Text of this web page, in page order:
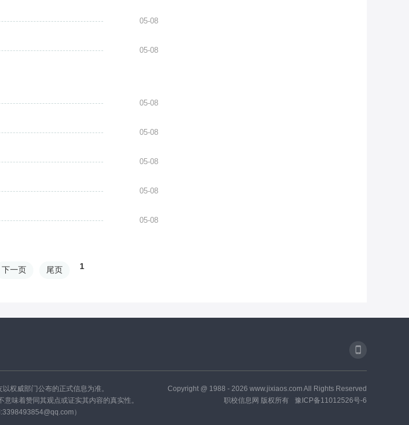
05-08
05-08
05-08
05-08
05-08
05-08
05-08
1
下一页 尾页
权威部门公布的正式信息为准。
味着赞同其观点或证实其内容的真实性。
）
Copyright @ 1988 - 2026 www.jixiaos.com All Rights Reserved
职校信息网 版权所有
豫ICP备11012526号-6